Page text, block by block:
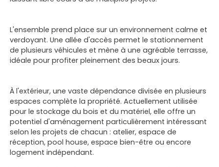
L'ensemble prend place sur un environnement calme et
verdoyant. Une allée d'accès permet le stationnement
de plusieurs véhicules et mène à une agréable terrasse,
idéale pour profiter pleinement des beaux jours.
À l'extérieur, une vaste dépendance divisée en plusieurs
espaces complète la propriété. Actuellement utilisée
pour le stockage du bois et du matériel, elle offre un
potentiel d'aménagement particulièrement intéressant
selon les projets de chacun : atelier, espace de
réception, pool house, espace bien-être ou encore
logement indépendant.